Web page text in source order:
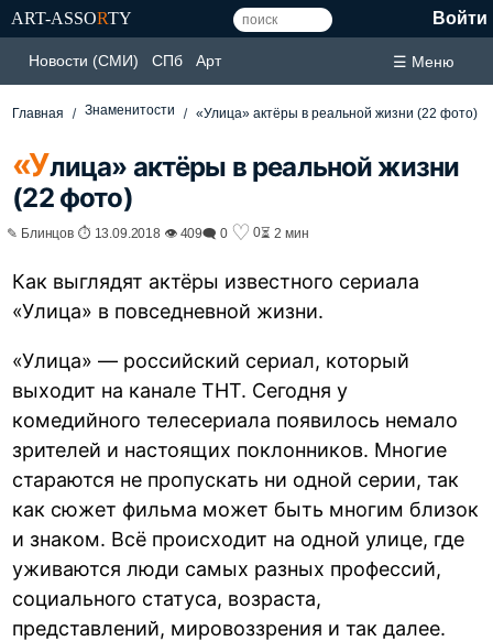
ART-ASSORTY Войти
Новости (СМИ) СПб Арт ☰ Меню
Главная Знаменитости «Улица» актёры в реальной жизни (22 фото)
«Улица» актёры в реальной жизни
(22 фото)
✎ Блинцов ⏱ 13.09.2018 👁 409🗨 0 ♡ 0⏳ 2 мин
Как выглядят актёры известного сериала
«Улица» в повседневной жизни.
«Улица» — российский сериал, который
выходит на канале ТНТ. Сегодня у
комедийного телесериала появилось немало
зрителей и настоящих поклонников. Многие
стараются не пропускать ни одной серии, так
как сюжет фильма может быть многим близок
и знаком. Всё происходит на одной улице, где
уживаются люди самых разных профессий,
социального статуса, возраста,
представлений, мировоззрения и так далее.